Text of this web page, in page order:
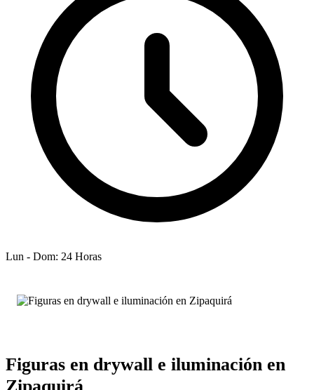
Lun - Dom: 24 Horas
Figuras en drywall e iluminación en